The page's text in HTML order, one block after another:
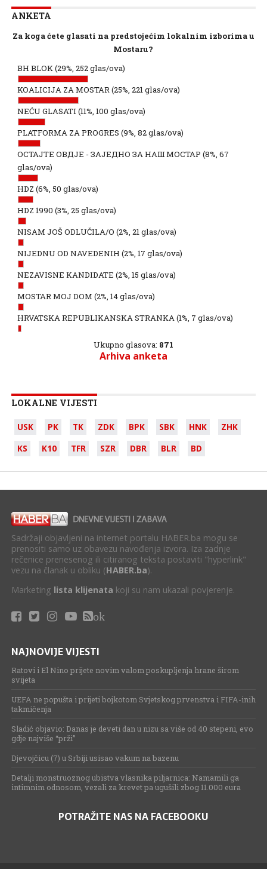
ANKETA
Za koga ćete glasati na predstojećim lokalnim izborima u
Mostaru?
BH BLOK(29%, 252 glas/ova)
KOALICIJA ZA MOSTAR(25%, 221 glas/ova)
NEĆU GLASATI (11%, 100 glas/ova)
PLATFORMA ZA PROGRES (9%, 82 glas/ova)
ОСТАЈТЕ ОВДЈЕ - ЗАЈЕДНО ЗА НАШ МОСТАР (8%, 67
glas/ova)
HDZ (6%, 50 glas/ova)
HDZ 1990 (3%, 25 glas/ova)
NISAM JOŠ ODLUČILA/O (2%, 21 glas/ova)
NIJEDNU OD NAVEDENIH (2%, 17 glas/ova)
NEZAVISNE KANDIDATE (2%, 15 glas/ova)
MOSTAR MOJ DOM (2%, 14 glas/ova)
HRVATSKA REPUBLIKANSKA STRANKA(1%, 7 glas/ova)
Ukupno glasova: 871
Arhiva anketa
LOKALNE VIJESTI
USK PK TK ZDK BPK SBK HNK
ZHK
KS
K10 TFR SZR DBR BLR BD
Sadržaji objavljeni na internet portalu HABER.ba mogu se
prenositi samo uz obavezu navođenja izvora. Iza zadnje
rečenice prenesenog ili citiranog teksta postaviti "hyperlink"
vezu na članak u obliku (HABER.ba).
Marketing lista klijenata koji su nam ukazali povjerenje.
ok
NAJNOVIJE VIJESTI
Ratovi i El Nino prijete novim valom poskupljenja hrane širom
svijeta
UEFA ne popušta i prijeti bojkotom Svjetskog prvenstva i FIFA-inih
takmičenja
Sladić objavio: Danas je deveti dan u nizu sa više od 40 stepeni, evo
gdje najviše “prži”
Djevojčicu (7) u Srbiji usisao vakum na bazenu
Detalji monstruoznog ubistva vlasnika piljarnica: Namamili ga
intimnim odnosom, vezali za krevet pa ugušili zbog 11.000 eura
POTRAŽITE NAS NA FACEBOOKU